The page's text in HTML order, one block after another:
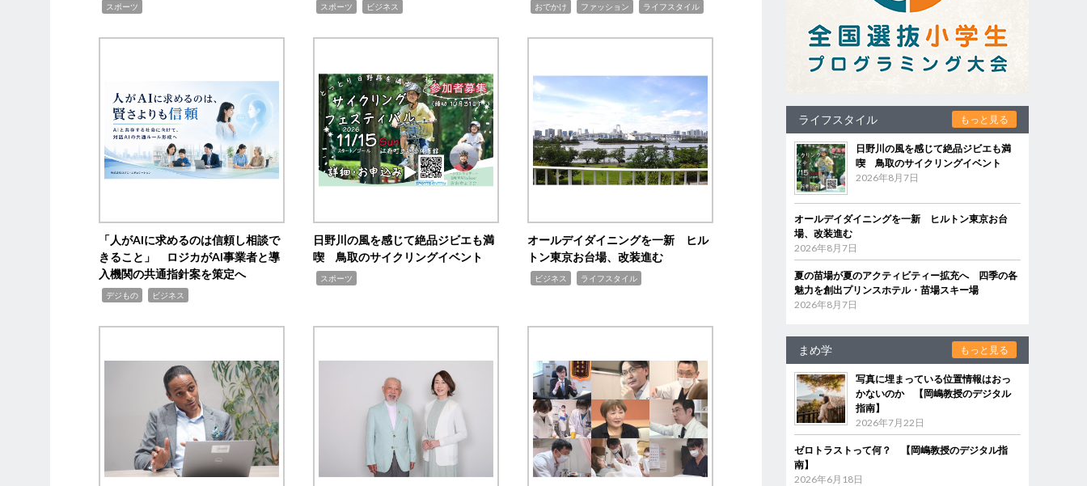
スポーツ スポーツ ビジネス おでかけ ファッション ライフスタイル
「人がAIに求めるのは信頼し相談で
きること」 ロジカがAI事業者と導
入機関の共通指針案を策定へ
デジもの ビジネス
日野川の風を感じて絶品ジビエも満
喫 鳥取のサイクリングイベント
スポーツ
オールデイダイニングを一新 ヒル
トン東京お台場、改装進む
ビジネス ライフスタイル
ライフスタイル もっと見る
日野川の風を感じて絶品ジビエも満
喫 鳥取のサイクリングイベント
2026年8月7日
オールデイダイニングを一新 ヒルトン東京お台
場、改装進む
2026年8月7日
夏の苗場が夏のアクティビティー拡充へ 四季の各
魅力を創出プリンスホテル・苗場スキー場
2026年8月7日
まめ学 もっと見る
写真に埋まっている位置情報はおっ
かないのか 【岡嶋教授のデジタル
指南】
2026年7月22日
ゼロトラストって何？ 【岡嶋教授のデジタル指
南】
2026年6月18日